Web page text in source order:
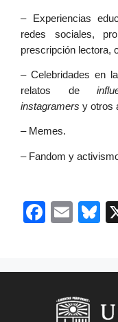
– Experiencias
redes sociales,
prescripción lectora,
– Celebridades en
relatos de
instagramers y otros
– Memes.
– Fandom y
F
e
b
E
l
s
k